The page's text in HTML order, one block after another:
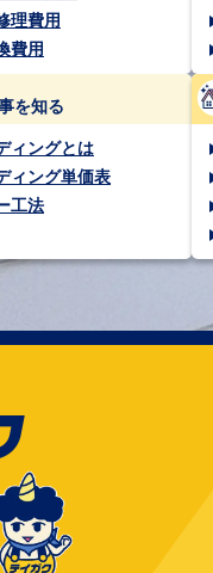
理費用
費用
を知る
ィングとは
ィング単価表
工法